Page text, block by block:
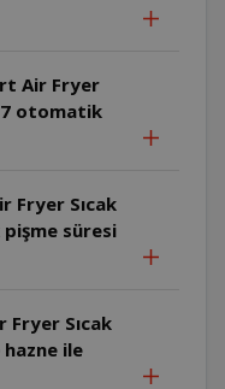
Air Fryer
Fryer Sıcak
süresi
Fryer Sıcak
ile